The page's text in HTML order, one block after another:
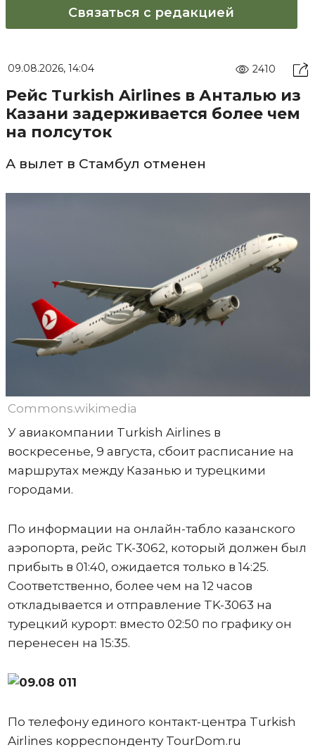
Связаться с редакцией
09.08.2026, 14:04 2410
Рейс Turkish Airlines в Анталью из
Казани задерживается более чем
на полсуток
А вылет в Стамбул отменен
Commons.wikimedia
У авиакомпании Turkish Airlines в
воскресенье, 9 августа, сбоит расписание на
маршрутах между Казанью и турецкими
городами.
По информации на онлайн-табло казанского
аэропорта, рейс TK-3062, который должен был
прибыть в 01:40, ожидается только в 14:25.
Соответственно, более чем на 12 часов
откладывается и отправление TK-3063 на
турецкий курорт: вместо 02:50 по графику он
перенесен на 15:35.
По телефону единого контакт-центра Turkish
Airlines корреспонденту TourDom.ru